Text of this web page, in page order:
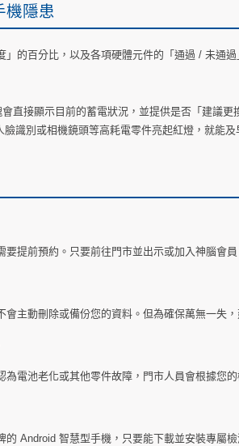
機隱患
的百分比，以及各項硬體元件的「通過 / 未通
直接顯示目前的蓄電狀況，並提供是否「建議
識別或相機鏡頭等高耗電零件亮起紅燈，就能及
要提前預約。只要前往門市並出示或加入神腦會
主動刪除或備份您的資料。但為確保萬無一失
電池老化或其他零件故障，門市人員會根據您的
Android 智慧型手機，只要能下載並安裝專屬